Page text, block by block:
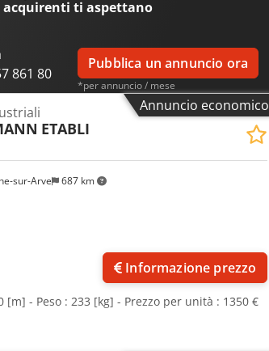
acquirenti ti aspettano
861 80
Pubblica un annuncio ora
*per annuncio / mese
Annuncio economico
sur-Arve 687 km
ETABLI
Informazione prezzo
[m] - Peso : 233 [kg] - Prezzo per unità : 1350 €